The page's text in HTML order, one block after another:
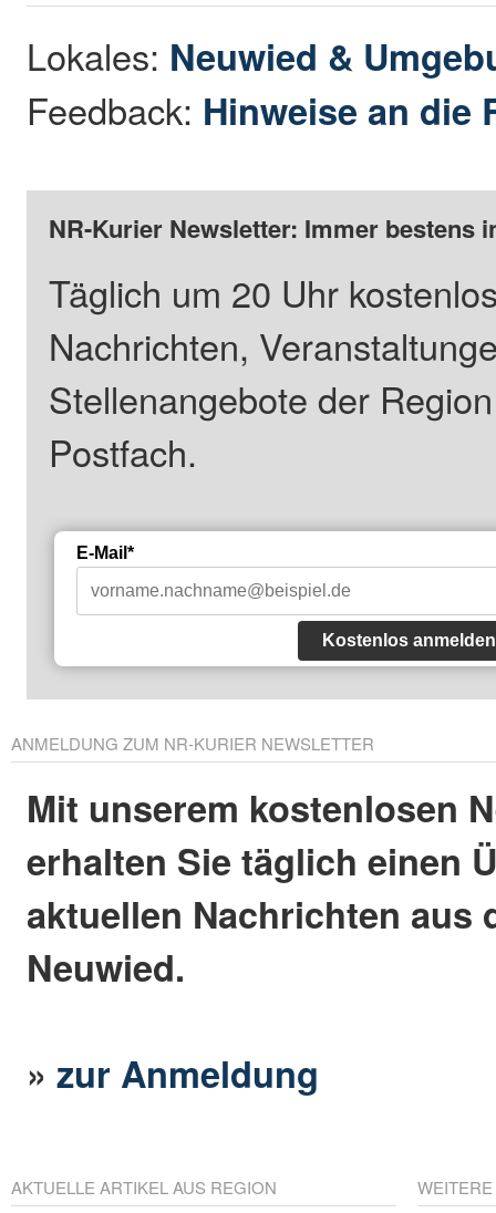
Lokales: Neuwied &
Feedback: Hinweise an die
NR-Kurier Newsletter: Immer bestens
Täglich um 20 Uhr
Nachrichten,
Stellenangebote der
Postfach.
E-Mail*
Kostenlos anmelden
ANMELDUNG ZUM NR-KURIER NEWSLETTER
Mit unserem kostenlosen
erhalten Sie täglich einen
aktuellen Nachrichten aus
Neuwied.
»zur Anmeldung
AKTUELLE ARTIKEL AUS REGION